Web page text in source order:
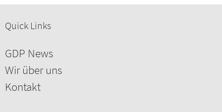
Quick Links
GDP News
Wir über uns
Kontakt